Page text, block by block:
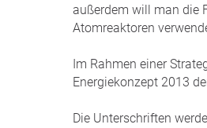
außerdem will man die
Atomreaktoren
Im Rahmen einer
Energiekonzept 2013
Die Unterschriften